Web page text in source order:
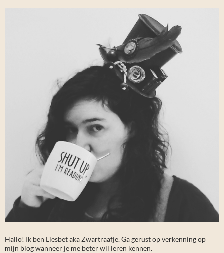
Hallo! Ik ben Liesbet aka Zwartraafje. Ga gerust op verkenning op
mijn blog wanneer je me beter wil leren kennen.